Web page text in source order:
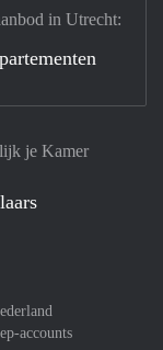
je Kamer
accounts
in Utrecht: